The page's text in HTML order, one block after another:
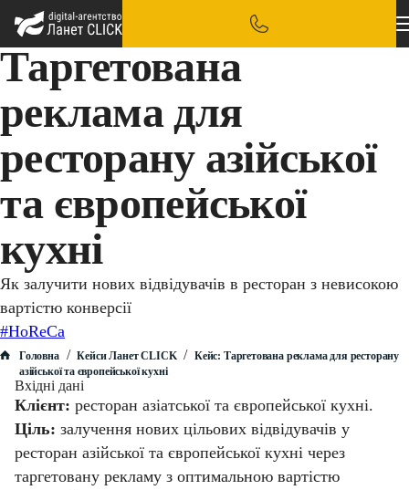
Таргетована
реклама для
ресторану азійської
та європейської
кухні
Як залучити нових відвідувачів в ресторан з невисокою
вартістю конверсії
#HoReCa
Головна / Кейси Ланет CLICK / Кейс: Таргетована реклама для ресторану
азійської та європейської кухні
Вхідні дані
Клієнт: ресторан азіатської та європейської кухні.
Ціль: залучення нових цільових відвідувачів у
ресторан азійської та європейської кухні через
таргетовану рекламу з оптимальною вартістю